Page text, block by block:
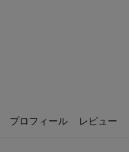
プロフィール レビュー